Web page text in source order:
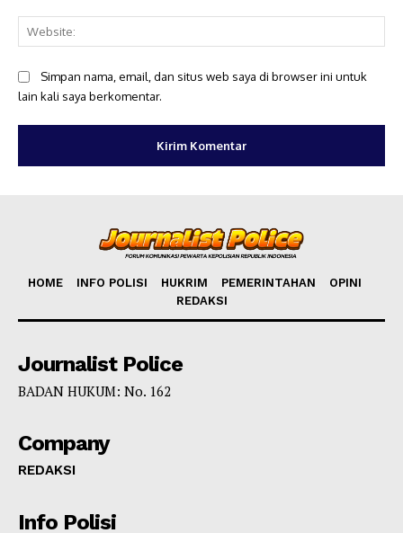
Simpan nama, email, dan situs web saya di browser ini untuk
lain kali saya berkomentar.
HOME INFO POLISI HUKRIM PEMERINTAHAN
OPINI
REDAKSI
Journalist Police
BADAN HUKUM: No. 162
Company
REDAKSI
Info Polisi